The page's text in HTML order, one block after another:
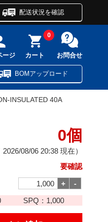
配送状況を確認
ージ カート
0
お問合せ
BOMアップロード
INSULATED 40A
0個
2026/08/06 20:38 現在）
要確認
SPQ： 1,000